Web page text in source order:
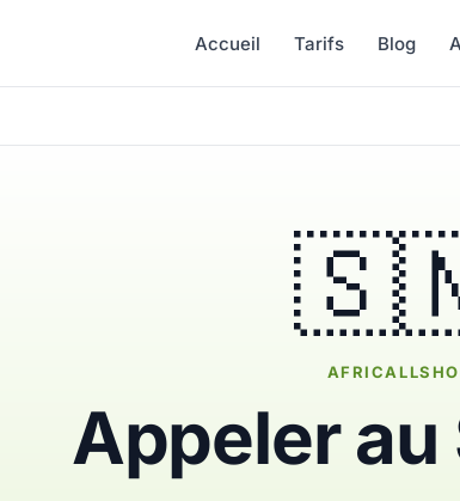
Accueil Tarifs Blog
Appeler au